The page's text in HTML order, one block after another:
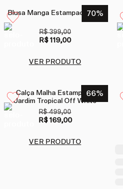
70%
Blusa Manga Estampada Inari
R$ 399,00
R$ 119,00
VER PRODUTO
66%
Calça Malha Estampada
Jardim Tropical Off White
R$ 499,00
R$ 169,00
VER PRODUTO